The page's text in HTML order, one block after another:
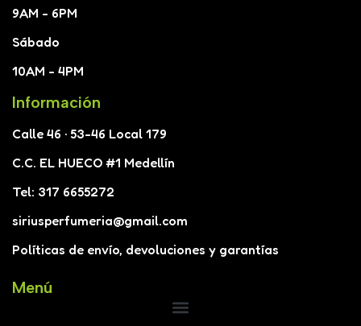
9AM - 6PM
Sábado
10AM - 4PM
Información
Calle 46 · 53-46 Local 179
C.C. EL HUECO #1 Medellín
Tel: 317 6655272
siriusperfumeria@gmail.com
Políticas de envío, devoluciones y garantías
Menú